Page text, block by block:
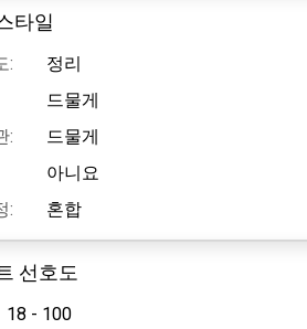
타일
:
정리
드물게
:
드물게
아니요
:
혼합
선호도
18 - 100